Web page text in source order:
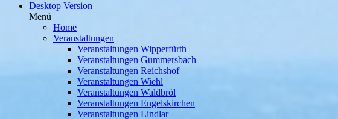
Desktop Version
Menü
Home
Veranstaltungen
Veranstaltungen Wipperfürth
Veranstaltungen Gummersbach
Veranstaltungen Reichshof
Veranstaltungen Wiehl
Veranstaltungen Waldbröl
Veranstaltungen Engelskirchen
Veranstaltungen Lindlar